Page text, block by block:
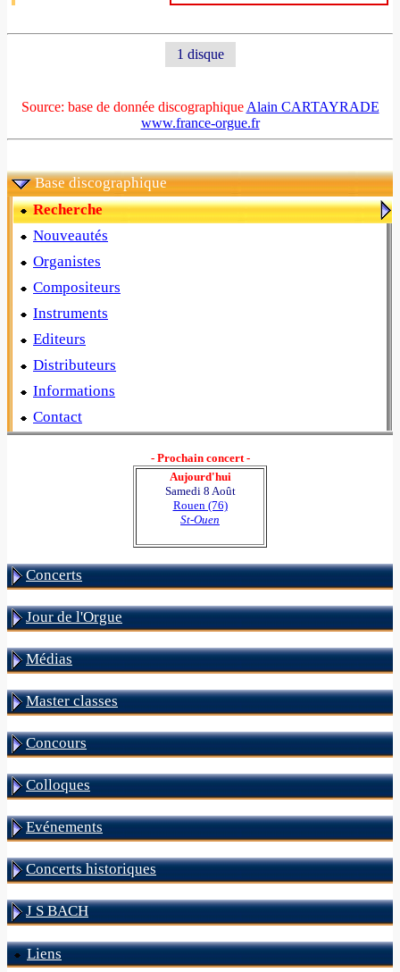
1 disque
Source: base de donnée discographique Alain CARTAYRADE
www.france-orgue.fr
Base discographique
Recherche
Nouveautés
Organistes
Compositeurs
Instruments
Editeurs
Distributeurs
Informations
Contact
- Prochain concert -
Aujourd'hui
Samedi 8 Août
Rouen (76)
St-Ouen
Concerts
Jour de l'Orgue
Médias
Master classes
Concours
Colloques
Evénements
Concerts historiques
J S BACH
Liens